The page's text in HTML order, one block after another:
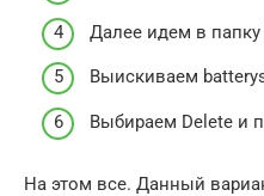
Далее идем в папку
Выискиваем
Выбираем Delete и
На этом все. Данный